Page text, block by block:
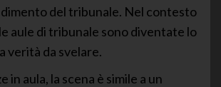
del tribunale. Nel contesto
aule di tribunale sono diventate lo
verità da svelare.
in aula, la scena è simile a un